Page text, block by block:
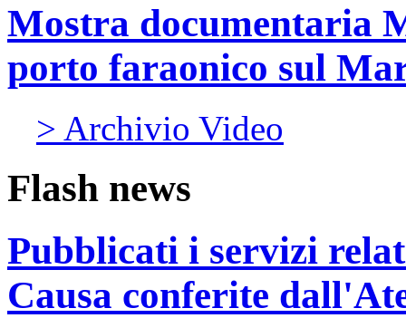
Mostra documentaria
porto faraonico sul
> Archivio Video
Flash news
Pubblicati i servizi
Causa conferite